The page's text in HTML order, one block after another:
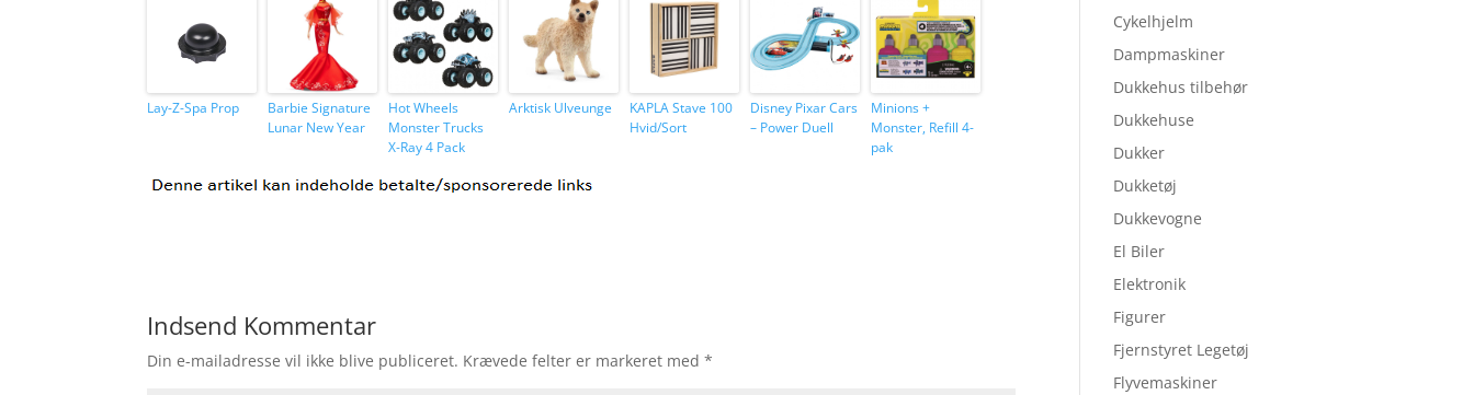
Lay-Z-Spa Prop
Barbie Signature
Lunar New Year
Hot Wheels
Monster Trucks
X-Ray 4 Pack
Arktisk Ulveunge
KAPLA Stave 100
Hvid/Sort
Disney Pixar Cars
– Power Duell
Minions +
Monster, Refill 4-
pak
Indsend Kommentar
Din e-mailadresse vil ikke blive publiceret. Krævede felter er markeret med*
Cykelhjelm
Dampmaskiner
Dukkehus tilbehør
Dukkehuse
Dukker
Dukketøj
Dukkevogne
El Biler
Elektronik
Figurer
Fjernstyret Legetøj
Flyvemaskiner